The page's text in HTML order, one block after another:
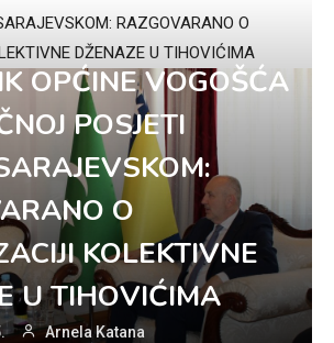
RAZGOVARANO O
DŽENAZE U TIHOVIĆIMA
OPĆINE VOGOŠĆA
POSJETI
O
KOLEKTIVNE
U TIHOVIĆIMA
Arnela Katana